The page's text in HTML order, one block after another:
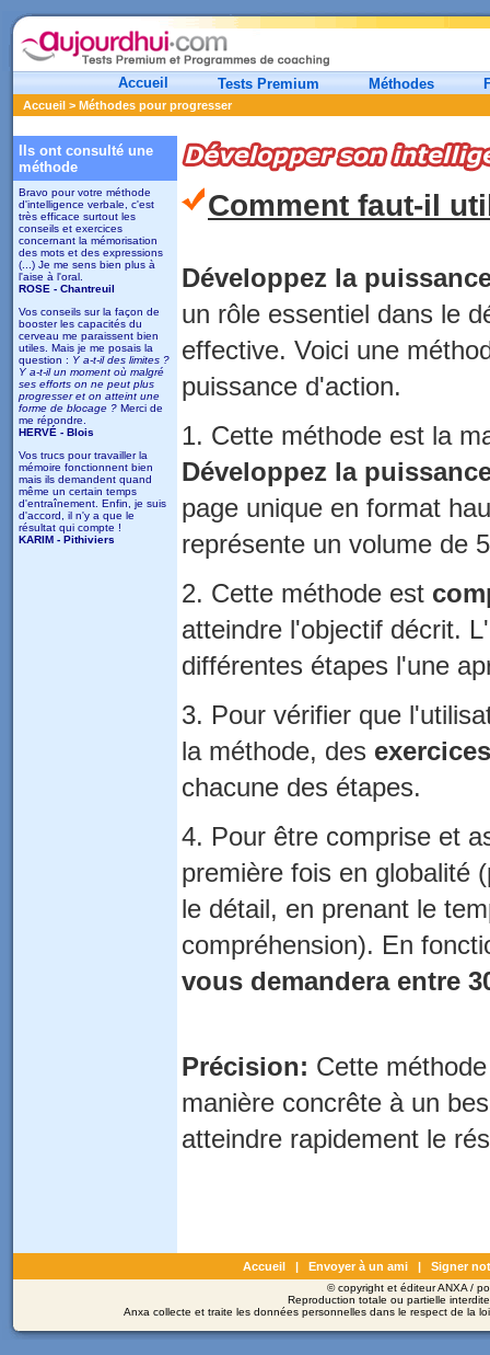
Accueil Tests Premium Méthodes
Accueil > Méthodes pour progresser
Ils ont consulté une
méthode
Bravo pour votre méthode
d'intelligence verbale, c'est
très efficace surtout les
conseils et exercices
concernant la mémorisation
des mots et des expressions
(...) Je me sens bien plus à
l'aise à l'oral.
ROSE - Chantreuil
Vos conseils sur la façon de
booster les capacités du
cerveau me paraissent bien
utiles. Mais je me posais la
question : Y a-t-il des limites ?
Y a-t-il un moment où malgré
ses efforts on ne peut plus
progresser et on atteint une
forme de blocage ? Merci de
me répondre.
HERVÉ - Blois
Vos trucs pour travailler la
mémoire fonctionnent bien
mais ils demandent quand
même un certain temps
d'entraînement. Enfin, je suis
d'accord, il n'y a que le
résultat qui compte !
KARIM - Pithiviers
Comment faut-il
Développez la
un rôle essentiel dans le
effective. Voici une
puissance d'action.
1. Cette méthode est la
Développez la
page unique en format
représente un volume de
2. Cette méthode est
atteindre l'objectif décrit.
différentes étapes l'une
3. Pour vérifier que
la méthode, des
chacune des étapes.
4. Pour être comprise et
première fois en globalité
le détail, en prenant le
compréhension). En
vous demandera entre
Précision: Cette
manière concrête à un
atteindre rapidement le
Accueil | Envoyer à un ami | Signer
© copyright et éditeur ANXA /
Reproduction totale ou partielle
Anxa collecte et traite les données personnelles dans le respect de la